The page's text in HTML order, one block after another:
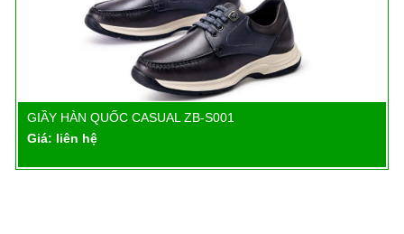
Chi tiết
GIẦY HÀN QUỐC CASUAL ZB-S001
Giá: liên hệ